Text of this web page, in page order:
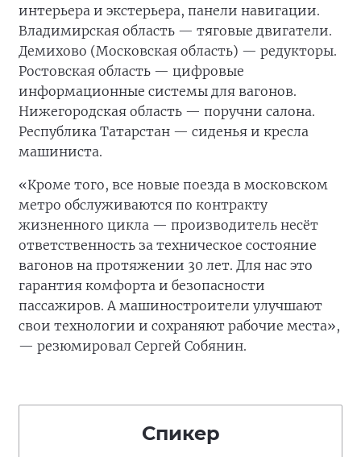
интерьера и экстерьера, панели навигации.
Владимирская область — тяговые двигатели.
Демихово (Московская область) — редукторы.
Ростовская область — цифровые
информационные системы для вагонов.
Нижегородская область — поручни салона.
Республика Татарстан — сиденья и кресла
машиниста.
«Кроме того, все новые поезда в московском
метро обслуживаются по контракту
жизненного цикла — производитель несёт
ответственность за техническое состояние
вагонов на протяжении 30 лет. Для нас это
гарантия комфорта и безопасности
пассажиров. А машиностроители улучшают
свои технологии и сохраняют рабочие места»,
— резюмировал Сергей Собянин.
Спикер